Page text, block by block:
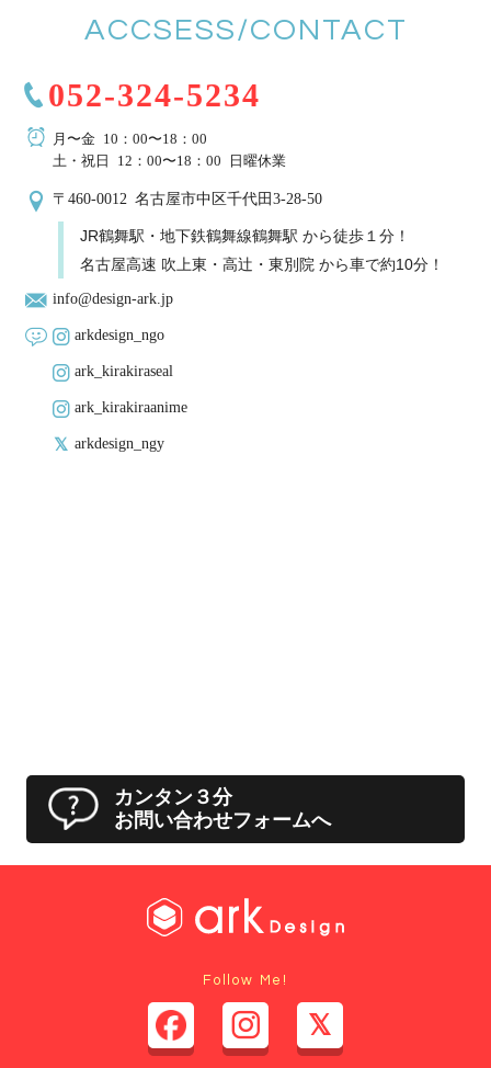
ACCSESS/CONTACT
052-324-5234
月〜金 10：00〜18：00
土・祝日 12：00〜18：00 日曜休業
〒460-0012 名古屋市中区千代田3-28-50
JR鶴舞駅・地下鉄鶴舞線鶴舞駅 から徒歩１分！
名古屋高速 吹上東・高辻・東別院 から車で約10分！
info@design-ark.jp
arkdesign_ngo
ark_kirakiraseal
ark_kirakiraanime
arkdesign_ngy
カンタン３分
お問い合わせフォームへ
Follow Me!